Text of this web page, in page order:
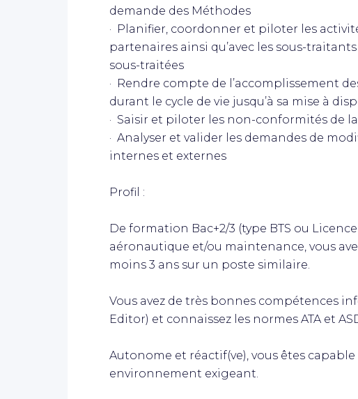
demande des Méthodes
· Planifier, coordonner et piloter les
partenaires ainsi qu’avec les sous-
sous-traitées
· Rendre compte de l’accomplissement
durant le cycle de vie jusqu’à sa mise à
· Saisir et piloter les non-conformités de
· Analyser et valider les demandes de
internes et externes
Profil :
De formation Bac+2/3 (type BTS ou
aéronautique et/ou maintenance, vous
moins 3 ans sur un poste similaire.
Vous avez de très bonnes compétences
Editor) et connaissez les normes ATA et
Autonome et réactif(ve), vous êtes
environnement exigeant.